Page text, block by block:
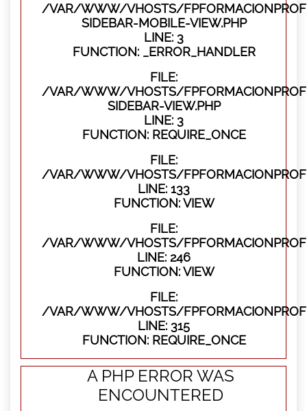
/VAR/WWW/VHOSTS/
SIDEBAR-MOBILE-VIEW.PHP
LINE: 3
FUNCTION: _ERROR_HANDLER
FILE:
/VAR/WWW/VHOSTS/
SIDEBAR-VIEW.PHP
LINE: 3
FUNCTION: REQUIRE_ONCE
FILE:
/VAR/WWW/VHOSTS/
LINE: 133
FUNCTION: VIEW
FILE:
/VAR/WWW/VHOSTS/
LINE: 246
FUNCTION: VIEW
FILE:
/VAR/WWW/VHOSTS/
LINE: 315
FUNCTION: REQUIRE_ONCE
A PHP ERROR WAS
ENCOUNTERED